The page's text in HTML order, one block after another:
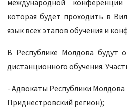
международной
которая будет проходить в
язык всех этапов обучения и
В Республике Молдова будут
дистанционного обучения.
- Адвокаты Республики Молдова
Приднестровский регион);